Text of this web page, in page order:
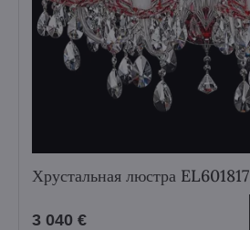
Хрустальная люстра EL601817
3 040 €